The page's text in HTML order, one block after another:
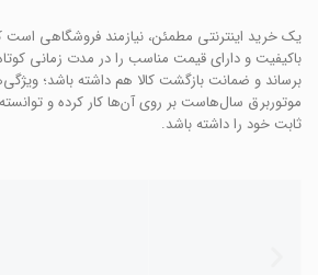
یک خرید اینترنتی مطمئن، نیازمند فروشگاهی است
باکیفیت و دارای قیمت مناسب را در مدت زمانی
برساند و ضمانت بازگشت کالا هم داشته باشد؛
موتوربرق سال‌هاست بر روی آن‌ها کار کرده و
ثابت خود را داشته باشد.